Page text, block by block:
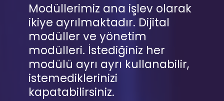
Modüllerimiz ana işlev olarak
ikiye ayrılmaktadır. Dijital
modüller ve yönetim
modülleri. İstediğiniz her
modülü ayrı ayrı kullanabilir,
istemediklerinizi
kapatabilirsiniz.